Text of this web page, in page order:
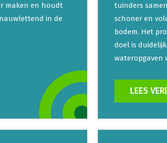
maken en houdt
in de
tuinders
schoner en
bodem. Het
doel is
wateropgaven
LEES